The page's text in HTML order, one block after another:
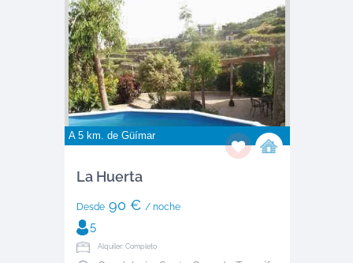
A 5 km. de Güímar
La Huerta
Desde90 € / noche
5
Alquiler: Completo